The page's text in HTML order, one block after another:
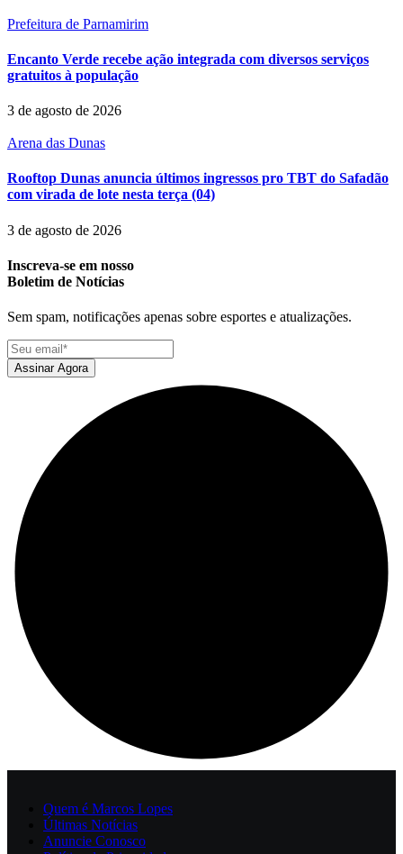
Prefeitura de Parnamirim
Encanto Verde recebe ação integrada com diversos serviços
gratuitos à população
3 de agosto de 2026
Arena das Dunas
Rooftop Dunas anuncia últimos ingressos pro TBT do Safadão
com virada de lote nesta terça (04)
3 de agosto de 2026
Inscreva-se em nosso
Boletim de Notícias
Sem spam, notificações apenas sobre esportes e atualizações.
Assinar Agora
Quem é Marcos Lopes
Últimas Notícias
Anuncie Conosco